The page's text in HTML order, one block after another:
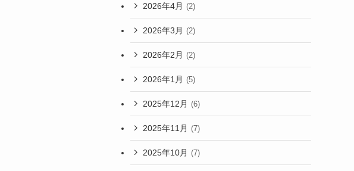
2026年4月 (2)
2026年3月 (2)
2026年2月 (2)
2026年1月 (5)
2025年12月 (6)
2025年11月 (7)
2025年10月 (7)